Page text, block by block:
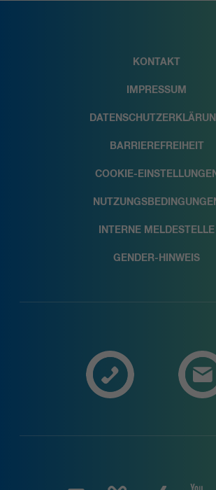
KONTAKT
IMPRESSUM
BARRIEREFREIHEIT
COOKIE-
INTERNE MELDESTELLE
GENDER-HINWEIS